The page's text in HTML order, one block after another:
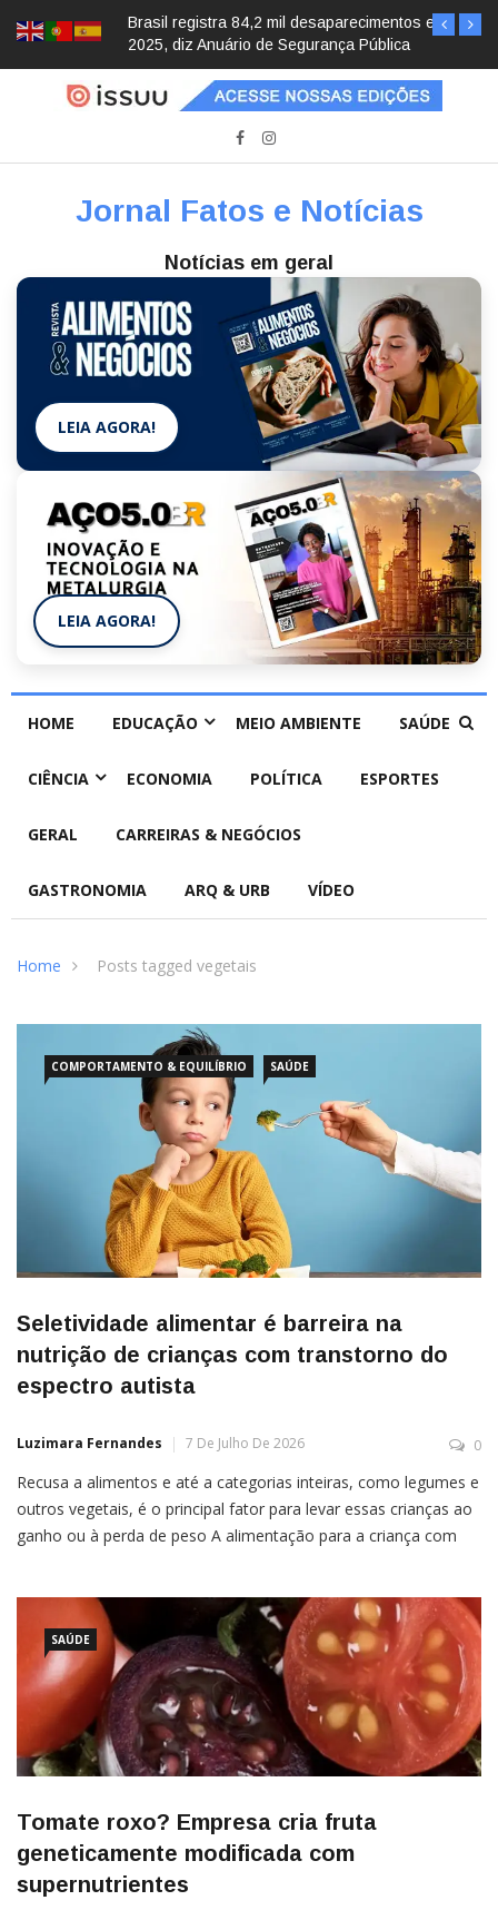
Brasil registra 84,2 mil desaparecimentos em
2025, diz Anuário de Segurança Pública
Jornal Fatos e Notícias
Notícias em geral
LEIA AGORA!
LEIA AGORA!
HOME EDUCAÇÃO MEIO AMBIENTE SAÚDE
CIÊNCIA ECONOMIA POLÍTICA ESPORTES
GERAL CARREIRAS & NEGÓCIOS
GASTRONOMIA ARQ & URB VÍDEO
Home Posts tagged vegetais
COMPORTAMENTO & EQUILÍBRIO SAÚDE
Seletividade alimentar é barreira na
nutrição de crianças com transtorno do
espectro autista
Luzimara Fernandes 7 De Julho De 2026 0
Recusa a alimentos e até a categorias inteiras, como legumes e
outros vegetais, é o principal fator para levar essas crianças ao
ganho ou à perda de peso A alimentação para a criança com
SAÚDE
Tomate roxo? Empresa cria fruta
geneticamente modificada com
supernutrientes